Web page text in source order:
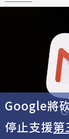
Google將
停止支援第